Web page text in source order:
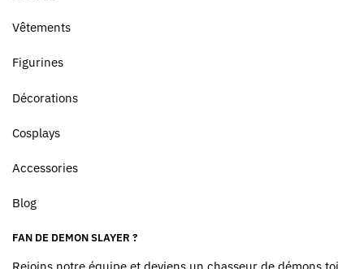
Vêtements
Figurines
Décorations
Cosplays
Accessories
Blog
FAN DE DEMON SLAYER ?
Rejoins notre équipe et deviens un chasseur de démons toi